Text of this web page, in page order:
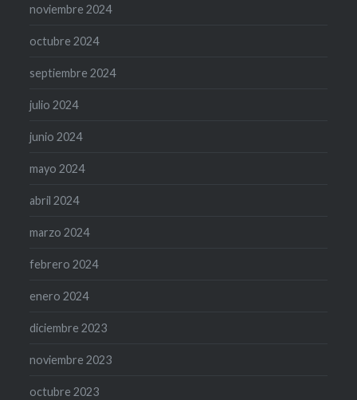
noviembre 2024
octubre 2024
septiembre 2024
julio 2024
junio 2024
mayo 2024
abril 2024
marzo 2024
febrero 2024
enero 2024
diciembre 2023
noviembre 2023
octubre 2023